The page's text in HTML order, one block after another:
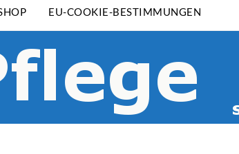
EU-COOKIE-BESTIMMUNGEN